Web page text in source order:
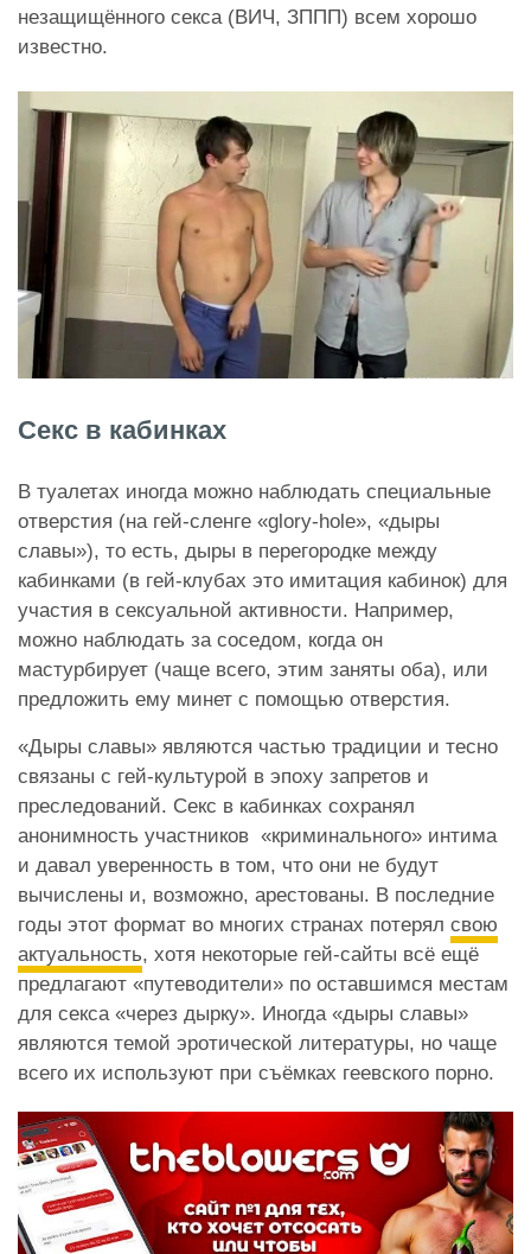
незащищённого секса (ВИЧ, ЗППП) всем хорошо
известно.
Секс в кабинках
В туалетах иногда можно наблюдать специальные
отверстия (на гей-сленге «glory-hole», «дыры
славы»), то есть, дыры в перегородке между
кабинками (в гей-клубах это имитация кабинок) для
участия в сексуальной активности. Например,
можно наблюдать за соседом, когда он
мастурбирует (чаще всего, этим заняты оба), или
предложить ему минет с помощью отверстия.
«Дыры славы» являются частью традиции и тесно
связаны с гей-культурой в эпоху запретов и
преследований. Секс в кабинках сохранял
анонимность участников «криминального» интима
и давал уверенность в том, что они не будут
вычислены и, возможно, арестованы. В последние
годы этот формат во многих странах потерял свою
актуальность, хотя некоторые гей-сайты всё ещё
предлагают «путеводители» по оставшимся местам
для секса «через дырку». Иногда «дыры славы»
являются темой эротической литературы, но чаще
всего их используют при съёмках геевского порно.